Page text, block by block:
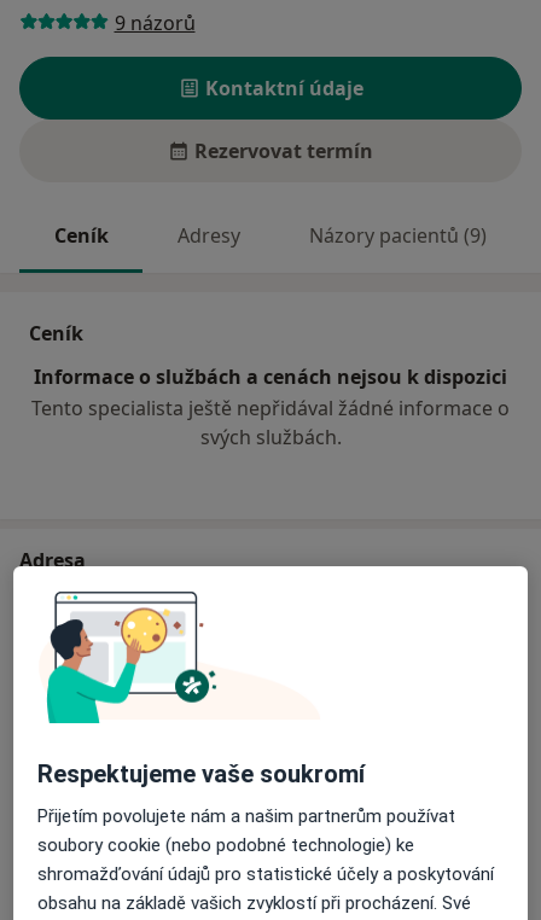
9 názorů
Kontaktní údaje
Rezervovat termín
Ceník Adresy Názory pacientů (9)
Ceník
Informace o službách a cenách nejsou k dispozici
Tento specialista ještě nepřidával žádné informace o
svých službách.
Adresa
Ordinace pro děti a dorost
Českobudějovická 448,
Dostupnost
Co mám v takové situaci udělat?
Způsoby platby (soukromé návštěvy)
Respektujeme vaše soukromí
Přijetím povolujete nám a našim partnerům používat
soubory cookie (nebo podobné technologie) ke
shromažďování údajů pro statistické účely a poskytování
obsahu na základě vašich zvyklostí při procházení. Své